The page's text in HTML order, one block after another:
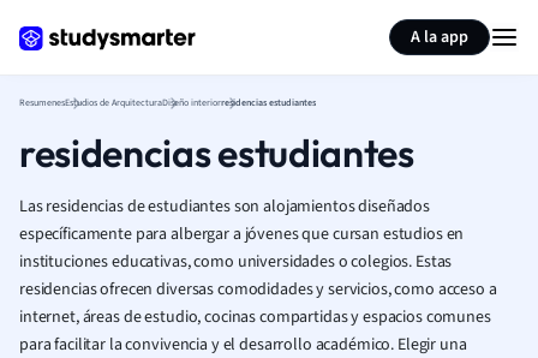
A la app
ResumenesEstudios de ArquitecturaDiseño interiorresidencias estudiantes
residencias estudiantes
Las residencias de estudiantes son alojamientos diseñados
específicamente para albergar a jóvenes que cursan estudios en
instituciones educativas, como universidades o colegios. Estas
residencias ofrecen diversas comodidades y servicios, como acceso a
internet, áreas de estudio, cocinas compartidas y espacios comunes
para facilitar la convivencia y el desarrollo académico. Elegir una
Resumir página